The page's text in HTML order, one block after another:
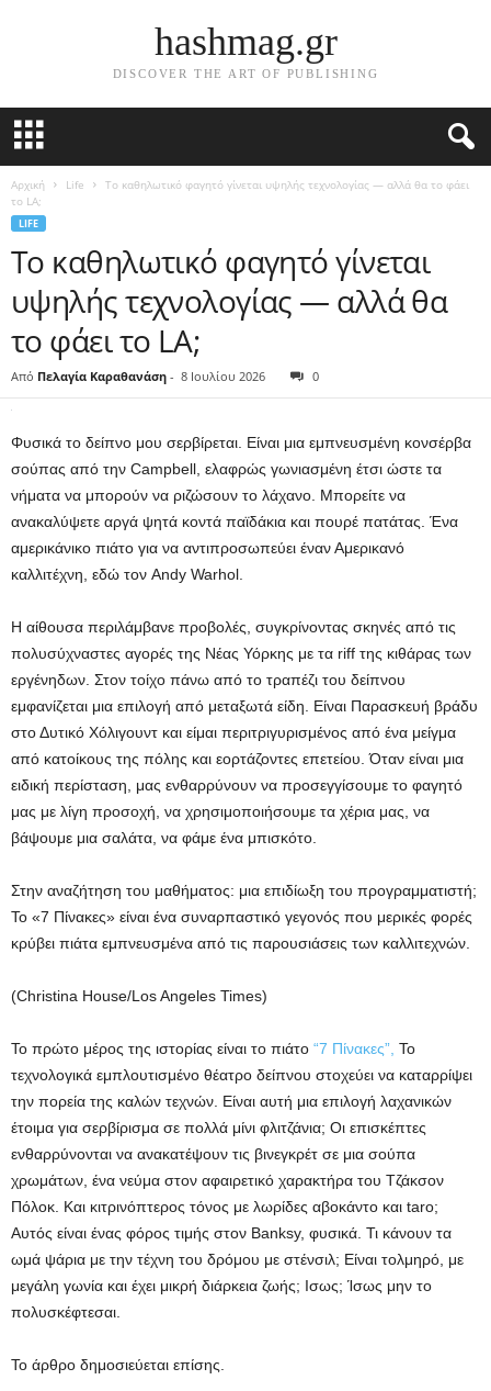
hashmag.gr
DISCOVER THE ART OF PUBLISHING
Αρχική Life
Το καθηλωτικό φαγητό γίνεται υψηλής τεχνολογίας — αλλά θα το φάει
το LA;
LIFE
Το καθηλωτικό φαγητό γίνεται
υψηλής τεχνολογίας — αλλά θα
το φάει το LA;
Από Πελαγία Καραθανάση - 8 Ιουλίου 2026 0
Φυσικά το δείπνο μου σερβίρεται. Είναι μια εμπνευσμένη κονσέρβα
σούπας από την Campbell, ελαφρώς γωνιασμένη έτσι ώστε τα
νήματα να μπορούν να ριζώσουν το λάχανο. Μπορείτε να
ανακαλύψετε αργά ψητά κοντά παϊδάκια και πουρέ πατάτας. Ένα
αμερικάνικο πιάτο για να αντιπροσωπεύει έναν Αμερικανό
καλλιτέχνη, εδώ τον Andy Warhol.
Η αίθουσα περιλάμβανε προβολές, συγκρίνοντας σκηνές από τις
πολυσύχναστες αγορές της Νέας Υόρκης με τα riff της κιθάρας των
εργένηδων. Στον τοίχο πάνω από το τραπέζι του δείπνου
εμφανίζεται μια επιλογή από μεταξωτά είδη. Είναι Παρασκευή βράδυ
στο Δυτικό Χόλιγουντ και είμαι περιτριγυρισμένος από ένα μείγμα
από κατοίκους της πόλης και εορτάζοντες επετείου. Όταν είναι μια
ειδική περίσταση, μας ενθαρρύνουν να προσεγγίσουμε το φαγητό
μας με λίγη προσοχή, να χρησιμοποιήσουμε τα χέρια μας, να
βάψουμε μια σαλάτα, να φάμε ένα μπισκότο.
Στην αναζήτηση του μαθήματος: μια επιδίωξη του προγραμματιστή;
Το «7 Πίνακες» είναι ένα συναρπαστικό γεγονός που μερικές φορές
κρύβει πιάτα εμπνευσμένα από τις παρουσιάσεις των καλλιτεχνών.
(Christina House/Los Angeles Times)
Το πρώτο μέρος της ιστορίας είναι το πιάτο “7 Πίνακες”, Το
τεχνολογικά εμπλουτισμένο θέατρο δείπνου στοχεύει να καταρρίψει
την πορεία της καλών τεχνών. Είναι αυτή μια επιλογή λαχανικών
έτοιμα για σερβίρισμα σε πολλά μίνι φλιτζάνια; Οι επισκέπτες
ενθαρρύνονται να ανακατέψουν τις βινεγκρέτ σε μια σούπα
χρωμάτων, ένα νεύμα στον αφαιρετικό χαρακτήρα του Τζάκσον
Πόλοκ. Και κιτρινόπτερος τόνος με λωρίδες αβοκάντο και taro;
Αυτός είναι ένας φόρος τιμής στον Banksy, φυσικά. Τι κάνουν τα
ωμά ψάρια με την τέχνη του δρόμου με στένσιλ; Είναι τολμηρό, με
μεγάλη γωνία και έχει μικρή διάρκεια ζωής; Ισως; Ίσως μην το
πολυσκέφτεσαι.
Το άρθρο δημοσιεύεται επίσης.